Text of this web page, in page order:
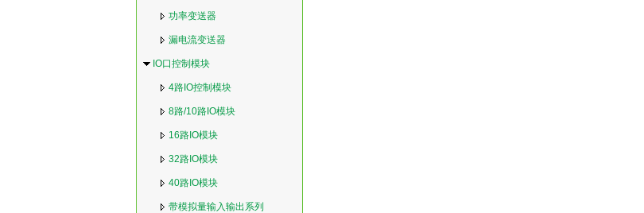
功率变送器
漏电流变送器
IO口控制模块
4路IO控制模块
8路/10路IO模块
16路IO模块
32路IO模块
40路IO模块
带模拟量输入输出系列